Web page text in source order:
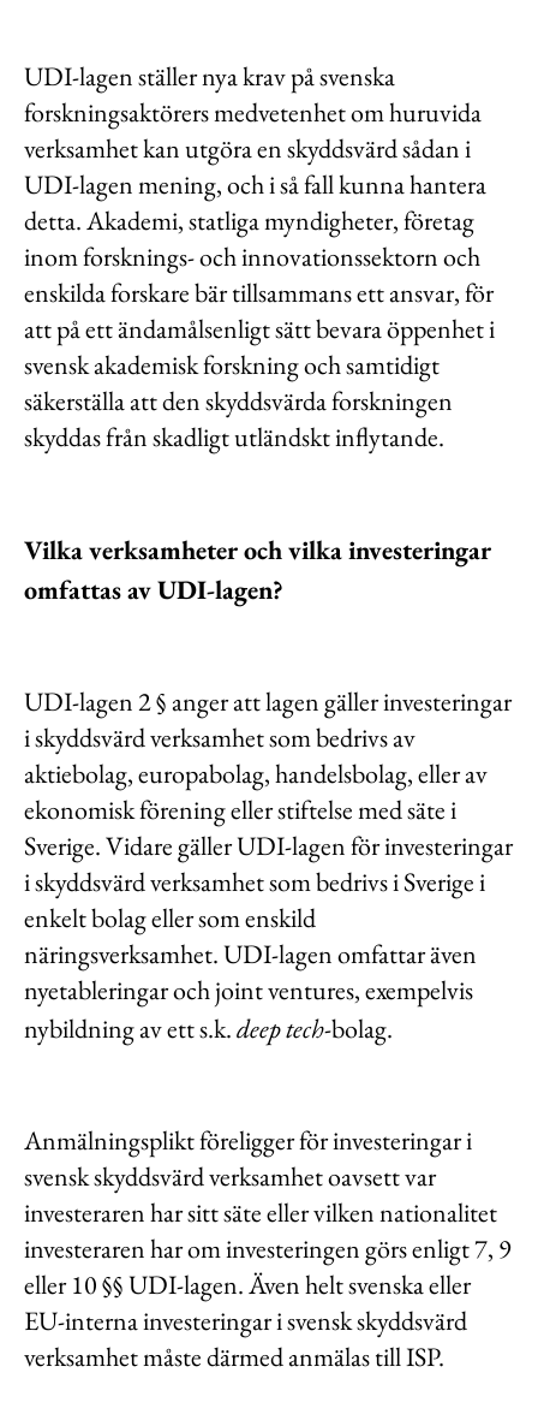
UDI-lagen ställer nya krav på svenska
forskningsaktörers medvetenhet om huruvida
verksamhet kan utgöra en skyddsvärd sådan i
UDI-lagen mening, och i så fall kunna hantera
detta. Akademi, statliga myndigheter, företag
inom forsknings- och innovationssektorn och
enskilda forskare bär tillsammans ett ansvar, för
att på ett ändamålsenligt sätt bevara öppenhet i
svensk akademisk forskning och samtidigt
säkerställa att den skyddsvärda forskningen
skyddas från skadligt utländskt inflytande.
Vilka verksamheter och vilka investeringar
omfattas av UDI-lagen?
UDI-lagen 2 § anger att lagen gäller investeringar
i skyddsvärd verksamhet som bedrivs av
aktiebolag, europabolag, handelsbolag, eller av
ekonomisk förening eller stiftelse med säte i
Sverige. Vidare gäller UDI-lagen för investeringar
i skyddsvärd verksamhet som bedrivs i Sverige i
enkelt bolag eller som enskild
näringsverksamhet. UDI-lagen omfattar även
nyetableringar och joint ventures, exempelvis
nybildning av ett s.k.deep tech-bolag.
Anmälningsplikt föreligger för investeringar i
svensk skyddsvärd verksamhet oavsett var
investeraren har sitt säte eller vilken nationalitet
investeraren har om investeringen görs enligt 7, 9
eller 10 §§ UDI-lagen. Även helt svenska eller
EU-interna investeringar i svensk skyddsvärd
verksamhet måste därmed anmälas till ISP.